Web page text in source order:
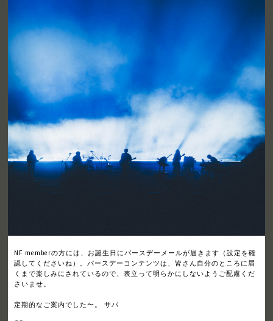
NF memberの方には、お誕生日にバースデーメールが届きます（設定を確
認してくださいね）。バースデーコンテンツは、皆さん自分のところに届
くまで楽しみにされているので、表立って明らかにしないようご配慮くだ
さいませ。
定期的なご案内でした〜。 サバ